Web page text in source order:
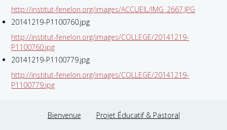
http://institut-fenelon.org/images/ACCUEIL/IMG_2667.JPG
20141219-P1100760.jpg
http://institut-fenelon.org/images/COLLEGE/20141219-
P1100760.jpg
20141219-P1100779.jpg
http://institut-fenelon.org/images/COLLEGE/20141219-
P1100779.jpg
Bienvenue Projet Éducatif & Pastoral